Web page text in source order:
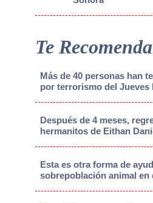
Te
Más de 40 personas han
por terrorismo del Jueves
Después de 4 meses,
hermanitos de Eithan
Esta es otra forma de
sobrepoblación animal en